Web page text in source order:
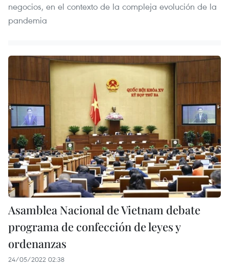
negocios, en el contexto de la compleja evolución de la
pandemia
Asamblea Nacional de Vietnam debate
programa de confección de leyes y
ordenanzas
24/05/2022 02:38